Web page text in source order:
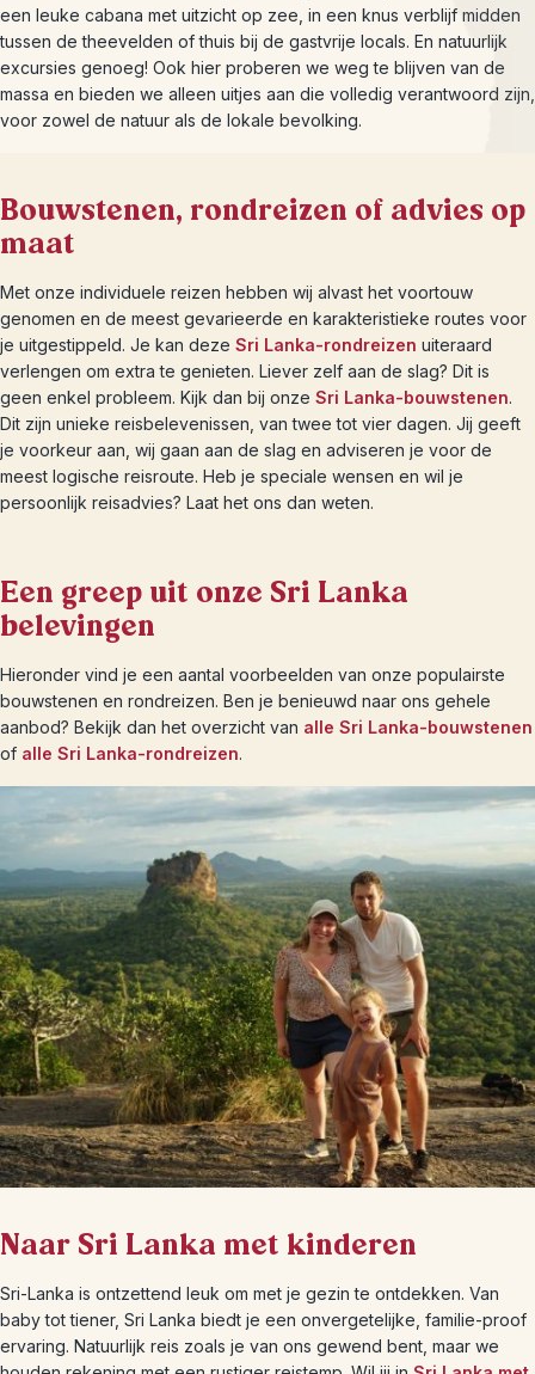
een leuke cabana met uitzicht op zee, in een knus verblijf midden
tussen de theevelden of thuis bij de gastvrije locals. En natuurlijk
excursies genoeg! Ook hier proberen we weg te blijven van de
massa en bieden we alleen uitjes aan die volledig verantwoord zijn,
voor zowel de natuur als de lokale bevolking.
Bouwstenen, rondreizen of advies op
maat
Met onze individuele reizen hebben wij alvast het voortouw
genomen en de meest gevarieerde en karakteristieke routes voor
je uitgestippeld. Je kan deze Sri Lanka-rondreizen uiteraard
verlengen om extra te genieten. Liever zelf aan de slag? Dit is
geen enkel probleem. Kijk dan bij onze Sri Lanka-bouwstenen.
Dit zijn unieke reisbelevenissen, van twee tot vier dagen. Jij geeft
je voorkeur aan, wij gaan aan de slag en adviseren je voor de
meest logische reisroute. Heb je speciale wensen en wil je
persoonlijk reisadvies? Laat het ons dan weten.
Een greep uit onze Sri Lanka
belevingen
Hieronder vind je een aantal voorbeelden van onze populairste
bouwstenen en rondreizen. Ben je benieuwd naar ons gehele
aanbod? Bekijk dan het overzicht van alle Sri Lanka-bouwstenen
of alle Sri Lanka-rondreizen.
Naar Sri Lanka met kinderen
Sri-Lanka is ontzettend leuk om met je gezin te ontdekken. Van
baby tot tiener, Sri Lanka biedt je een onvergetelijke, familie-proof
ervaring. Natuurlijk reis zoals je van ons gewend bent, maar we